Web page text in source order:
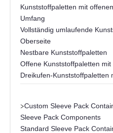
Kunststoffpaletten mit
Umfang
Vollständig umlaufende
Oberseite
Nestbare Kunststoffpaletten
Offene Kunststoffpaletten mit
Dreikufen-Kunststoffpaletten
>Custom Sleeve Pack
Sleeve Pack Components
Standard Sleeve Pack